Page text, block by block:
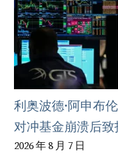
利奥波德·阿申布
对冲基金崩溃后
2026 年 8 月 7 日